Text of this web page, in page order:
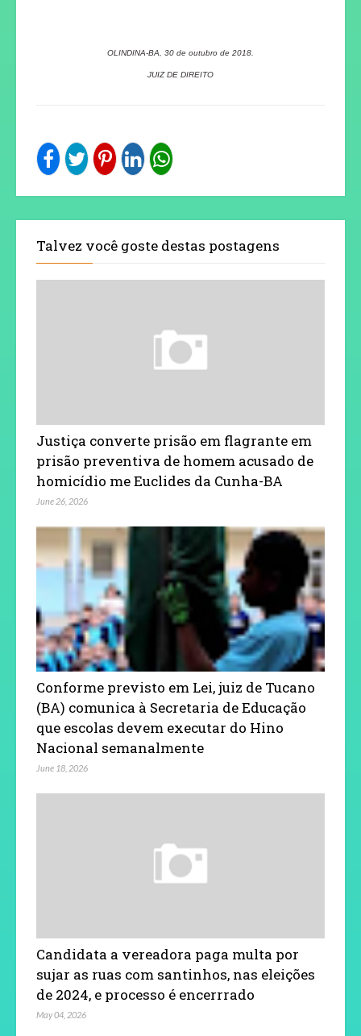
OLINDINA-BA, 30 de outubro de 2018.
JUIZ DE DIREITO
Talvez você goste destas postagens
Justiça converte prisão em flagrante em
prisão preventiva de homem acusado de
homicídio me Euclides da Cunha-BA
June 26, 2026
Conforme previsto em Lei, juiz de Tucano
(BA) comunica à Secretaria de Educação
que escolas devem executar do Hino
Nacional semanalmente
June 18, 2026
Candidata a vereadora paga multa por
sujar as ruas com santinhos, nas eleições
de 2024, e processo é encerrrado
May 04, 2026